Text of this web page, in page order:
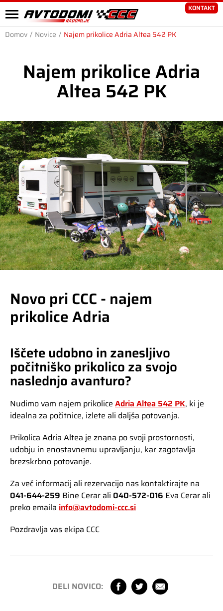
KONTAKT
Domov / Novice / Najem prikolice Adria Altea 542 PK
Najem prikolice Adria
Altea 542 PK
Novo pri CCC - najem
prikolice Adria
Iščete udobno in zanesljivo
počitniško prikolico za svojo
naslednjo avanturo?
Nudimo vam najem prikolice Adria Altea 542 PK, ki je
idealna za počitnice, izlete ali daljša potovanja.
Prikolica Adria Altea je znana po svoji prostornosti,
udobju in enostavnemu upravljanju, kar zagotavlja
brezskrbno potovanje.
Za več informacij ali rezervacijo nas kontaktirajte na
041-644-259 Bine Cerar ali 040-572-016 Eva Cerar ali
preko emaila info@avtodomi-ccc.si
Pozdravlja vas ekipa CCC
DELI NOVICO: